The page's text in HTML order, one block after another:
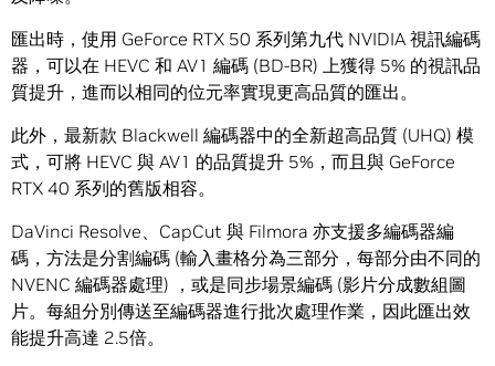
匯出時，使用 GeForce RTX 50 系列第九代 NVIDIA 視訊編碼
器，可以在 HEVC 和 AV1 編碼 (BD-BR) 上獲得 5% 的視訊品
質提升，進而以相同的位元率實現更高品質的匯出。
此外，最新款 Blackwell 編碼器中的全新超高品質 (UHQ) 模
式，可將 HEVC 與 AV1 的品質提升 5%，而且與 GeForce
RTX 40 系列的舊版相容。
DaVinci Resolve、CapCut 與 Filmora 亦支援多編碼器編
碼，方法是分割編碼 (輸入畫格分為三部分，每部分由不同的
NVENC 編碼器處理) ，或是同步場景編碼 (影片分成數組圖
片。每組分別傳送至編碼器進行批次處理作業，因此匯出效
能提升高達 2.5倍。